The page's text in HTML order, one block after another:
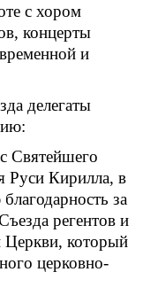
с хором
концерты
и
делегаты
Святейшего
Руси Кирилла, в
за
регентов и
Церкви, который
церковно-